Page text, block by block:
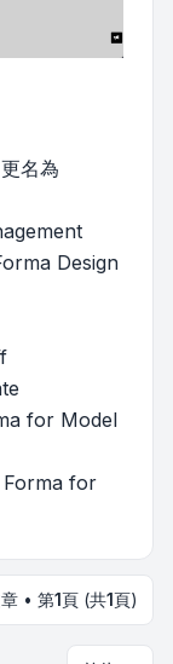
名為
Design
for Model
for
• 第1頁 (共1頁)